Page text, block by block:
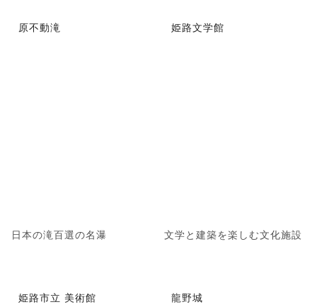
原不動滝
日本の滝百選の名瀑
姫路文学館
文学と建築を楽しむ文化施設
姫路市立 美術館 龍野城